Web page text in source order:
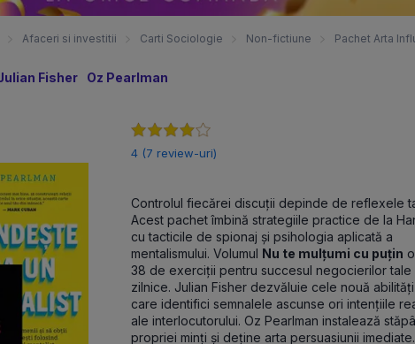
Afaceri si investitii Carti Sociologie Non-fictiune Pachet Arta
Fisher Oz Pearlman
4 (7 review-uri)
Controlul fiecărei discuții depinde de reflexele
Acest pachet îmbină strategiile practice de la
cu tacticile de spionaj și psihologia aplicată a
mentalismului. Volumul Nu te mulțumi cu puțin
38 de exerciții pentru succesul negocierilor tale
zilnice. Julian Fisher dezvăluie cele nouă
care identifici semnalele ascunse ori intențiile
ale interlocutorului. Oz Pearlman instalează
propriei minți și deține arta persuasiunii imediate.